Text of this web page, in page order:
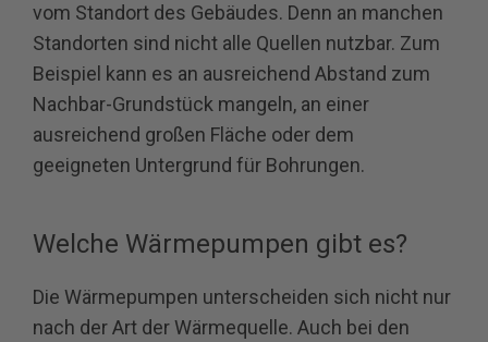
vom Standort des Gebäudes. Denn an manchen
Standorten sind nicht alle Quellen nutzbar. Zum
Beispiel kann es an ausreichend Abstand zum
Nachbar-Grundstück mangeln, an einer
ausreichend großen Fläche oder dem
geeigneten Untergrund für Bohrungen.
Welche Wärmepumpen gibt es?
Die Wärmepumpen unterscheiden sich nicht nur
nach der Art der Wärmequelle. Auch bei den